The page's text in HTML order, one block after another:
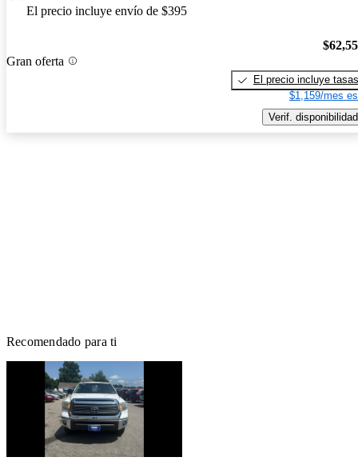
El precio incluye envío de $395
Gran oferta
El precio incluye tasas
$1,159/mes
Verif. disponibilidad
Recomendado para ti